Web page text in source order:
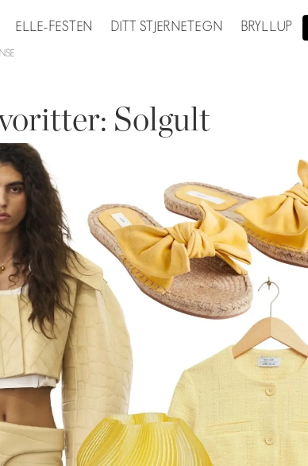
ELLE-FESTEN DITT STJERNETEGN BRYLLUP
Solgult